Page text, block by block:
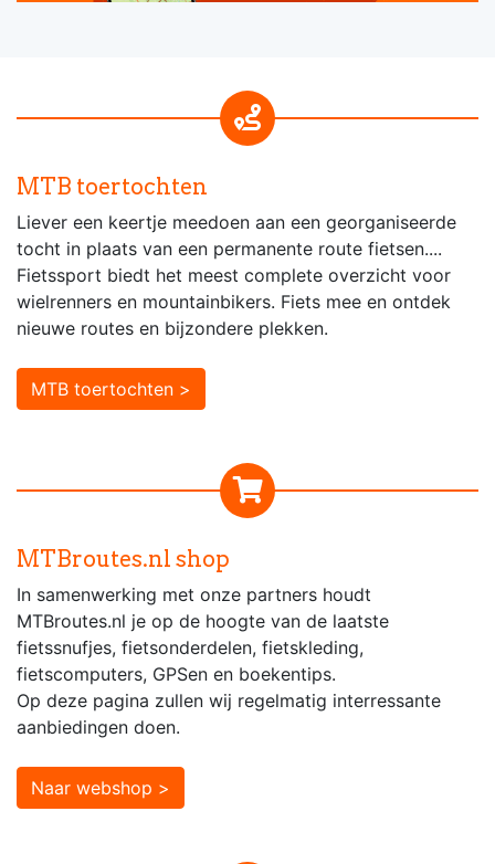
MTB toertochten
Liever een keertje meedoen aan een georganiseerde
tocht in plaats van een permanente route fietsen....
Fietssport biedt het meest complete overzicht voor
wielrenners en mountainbikers. Fiets mee en ontdek
nieuwe routes en bijzondere plekken.
MTB toertochten >
MTBroutes.nl shop
In samenwerking met onze partners houdt
MTBroutes.nl je op de hoogte van de laatste
fietssnufjes, fietsonderdelen, fietskleding,
fietscomputers, GPSen en boekentips.
Op deze pagina zullen wij regelmatig interressante
aanbiedingen doen.
Naar webshop >